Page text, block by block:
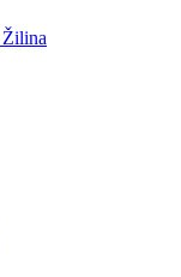
Žilina